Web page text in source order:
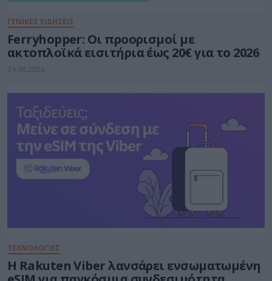
ΓΕΝΙΚΕΣ ΕΙΔΗΣΕΙΣ
Ferryhopper: Οι προορισμοί με
ακτοπλοϊκά εισιτήρια έως 20€ για το 2026
24.06.2026
ΤΕΧΝΟΛΟΓΙΕΣ
Η Rakuten Viber λανσάρει ενσωματωμένη